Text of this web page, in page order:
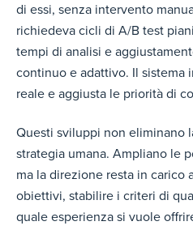
di essi, senza intervento
richiedeva cicli di A/B test
tempi di analisi e
continuo e adattivo. Il sistema
reale e aggiusta le priorità di
Questi sviluppi non eliminano
strategia umana. Ampliano le
ma la direzione resta in carico
obiettivi, stabilire i criteri di
quale esperienza si vuole